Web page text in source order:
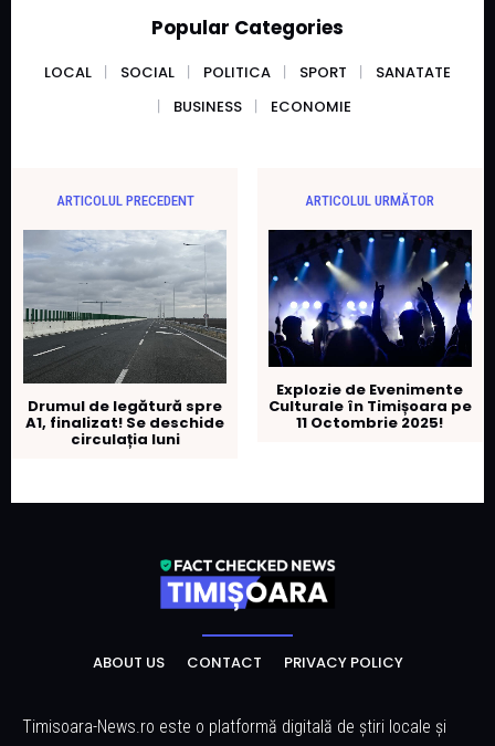
Popular Categories
LOCAL SOCIAL POLITICA SPORT
SANATATE
BUSINESS
ECONOMIE
ARTICOLUL PRECEDENT
Drumul de legătură spre
A1, finalizat! Se deschide
circulația luni
ARTICOLUL URMĂTOR
Explozie de Evenimente
Culturale în Timișoara pe
11 Octombrie 2025!
ABOUT US CONTACT PRIVACY POLICY
Timisoara-News.ro este o platformă digitală de știri locale și